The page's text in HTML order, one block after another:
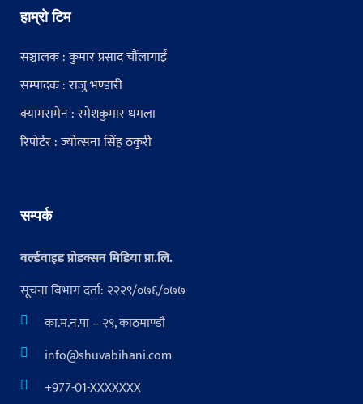
हाम्रो टिम
सञ्चालक : कुमार प्रसाद चौंलागाईं
सम्पादक : राजु भण्डारी
क्यामरामेन : रमेशकुमार धमला
रिपोर्टर : ज्योत्सना सिंह ठकुरी
सम्पर्क
वर्ल्डवाइड प्रोडक्सन मिडिया प्रा.लि.
सूचना बिभाग दर्ता: २२२९/०७६/०७७
का.म.न.पा – २९, काठमाण्डौ
info@shuvabihani.com
+977-01-XXXXXXX